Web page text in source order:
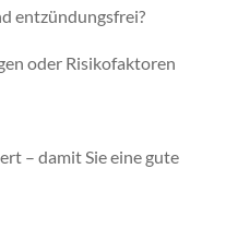
entzündungsfrei?
oder Risikofaktoren
– damit Sie eine gute